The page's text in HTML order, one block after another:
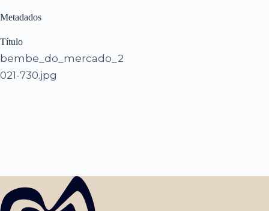
Metadados
Título
bembe_do_mercado_2
021-730.jpg